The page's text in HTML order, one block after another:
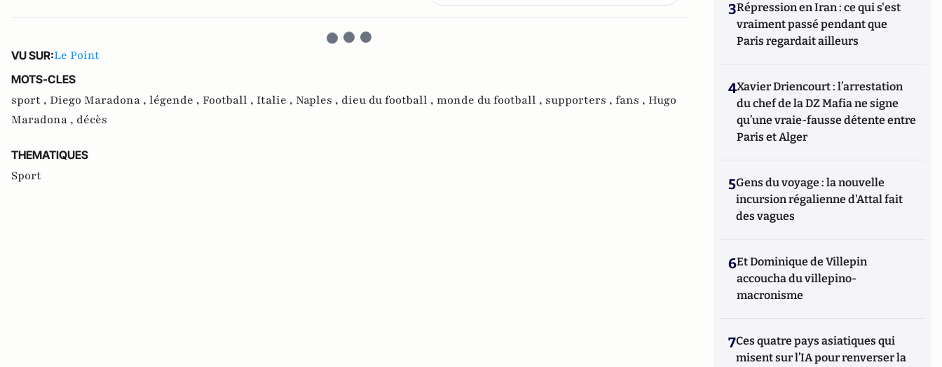
VU SUR:Le Point
MOTS-CLES
sport , Diego Maradona , légende , Football , Italie , Naples , dieu du football , monde du football , supporters , fans , Hugo
Maradona , décès
THEMATIQUES
Sport
3Répression en Iran : ce qui s'est
vraiment passé pendant que
Paris regardait ailleurs
4Xavier Driencourt : l’arrestation
du chef de la DZ Mafia ne signe
qu’une vraie-fausse détente entre
Paris et Alger
5Gens du voyage : la nouvelle
incursion régalienne d'Attal fait
des vagues
6Et Dominique de Villepin
accoucha du villepino-
macronisme
7Ces quatre pays asiatiques qui
misent sur l’IA pour renverser la